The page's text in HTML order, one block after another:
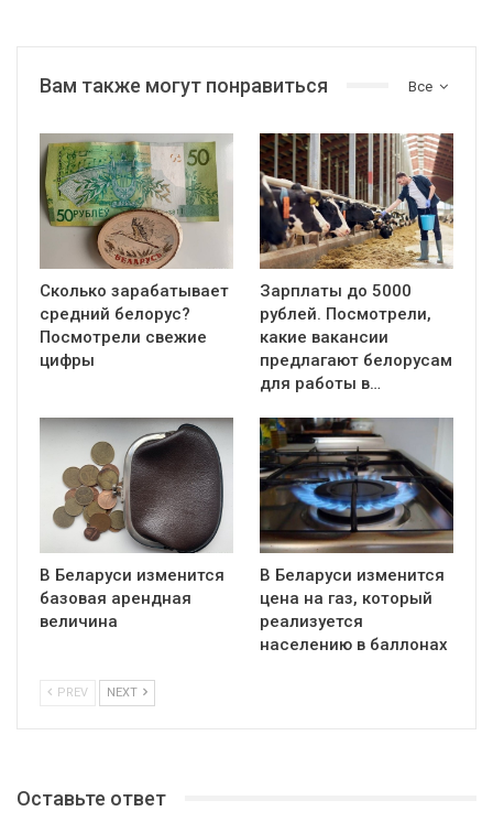
Все
Вам также могут понравиться
Сколько зарабатывает
средний белорус?
Посмотрели свежие
цифры
Зарплаты до 5000
рублей. Посмотрели,
какие вакансии
предлагают белорусам
для работы в…
В Беларуси изменится
базовая арендная
величина
В Беларуси изменится
цена на газ, который
реализуется
населению в баллонах
PREV NEXT
Оставьте ответ